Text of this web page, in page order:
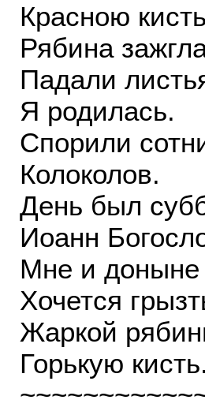
Красною
Рябина
Падали
Я родилась.
Спорили
Колоколов.
День был
Иоанн
Мне и доныне
Хочется
Жаркой
Горькую кисть.